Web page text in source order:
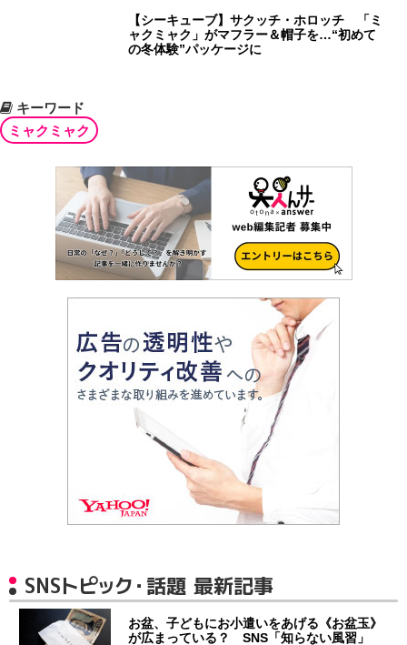
【シーキューブ】サクッチ・ホロッチ 「ミ
ャクミャク」がマフラー＆帽子を…“初めて
の冬体験”パッケージに
キーワード
ミャクミャク
SNSトピック・話題 最新記事
お盆、子どもにお小遣いをあげる《お盆玉》
が広まっている？ SNS「知らない風習」